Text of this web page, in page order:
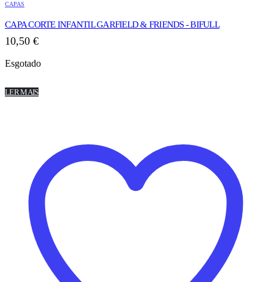
CAPAS
CAPA CORTE INFANTIL GARFIELD & FRIENDS - BIFULL
10,50 €
Esgotado
LER MAIS